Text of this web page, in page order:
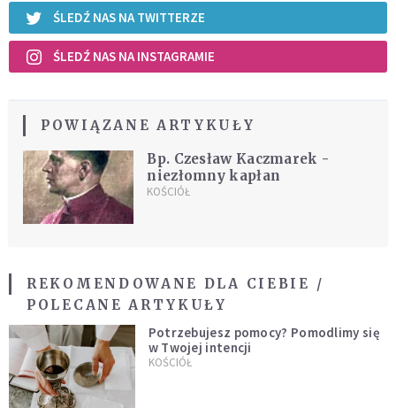
ŚLEDŹ NAS NA TWITTERZE
ŚLEDŹ NAS NA INSTAGRAMIE
POWIĄZANE ARTYKUŁY
Bp. Czesław Kaczmarek -
niezłomny kapłan
KOŚCIÓŁ
REKOMENDOWANE DLA CIEBIE /
POLECANE ARTYKUŁY
Potrzebujesz pomocy? Pomodlimy się
w Twojej intencji
KOŚCIÓŁ